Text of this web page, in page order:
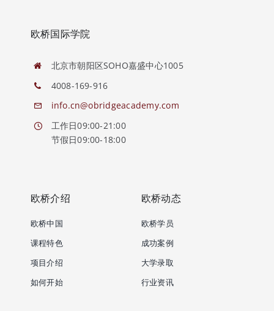
欧桥国际学院
北京市朝阳区SOHO嘉盛中心1005
4008-169-916
info.cn@obridgeacademy.com
工作日09:00-21:00
节假日09:00-18:00
欧桥介绍
欧桥中国
课程特色
项目介绍
如何开始
欧桥动态
欧桥学员
成功案例
大学录取
行业资讯